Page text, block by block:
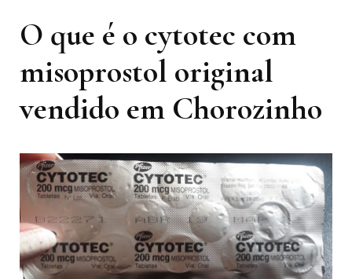
O que é o cytotec com
misoprostol original
vendido em Chorozinho